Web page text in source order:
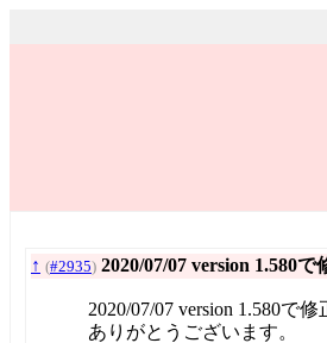
↑ (#2935) 2020/07/07 version 1.580で
2020/07/07 version 1.580で修
ありがとうございます。